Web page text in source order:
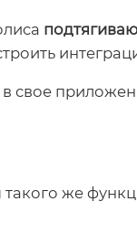
свое
же